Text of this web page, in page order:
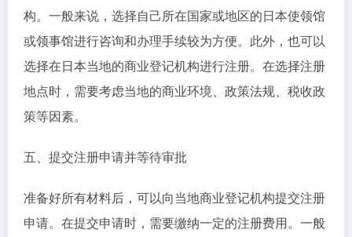
构。一般来说，选择自己所在国家或地区的日本使领馆
或领事馆进行咨询和办理手续较为方便。此外，也可以
选择在日本当地的商业登记机构进行注册。在选择注册
地点时，需要考虑当地的商业环境、政策法规、税收政
策等因素。
五、提交注册申请并等待审批
准备好所有材料后，可以向当地商业登记机构提交注册
申请。在提交申请时，需要缴纳一定的注册费用。一般